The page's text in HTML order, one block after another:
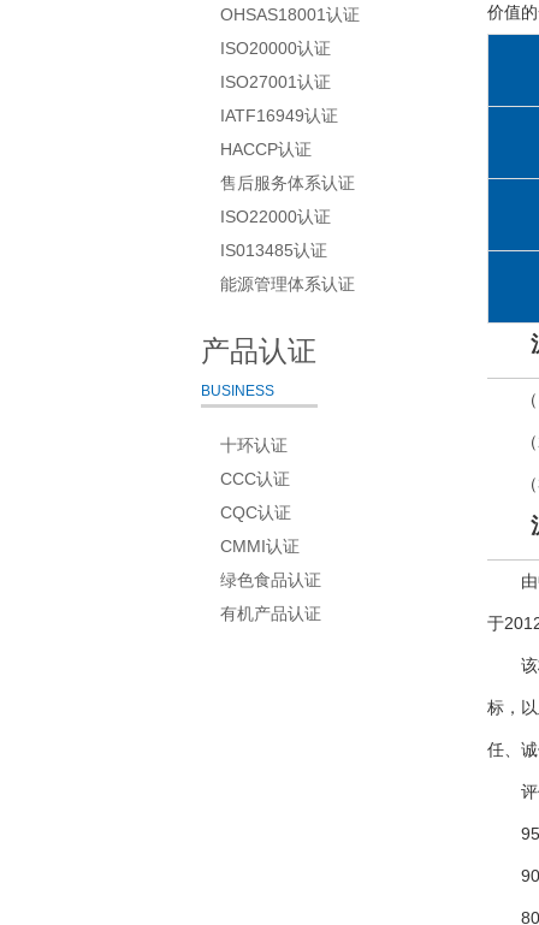
价值
于
标，
任、
OHSAS18001认证
ISO20000认证
ISO27001认证
IATF16949认证
HACCP认证
售后服务体系认证
ISO22000认证
IS013485认证
能源管理体系认证
产品认证
BUSINESS
十环认证
CCC认证
CQC认证
CMMI认证
绿色食品认证
有机产品认证